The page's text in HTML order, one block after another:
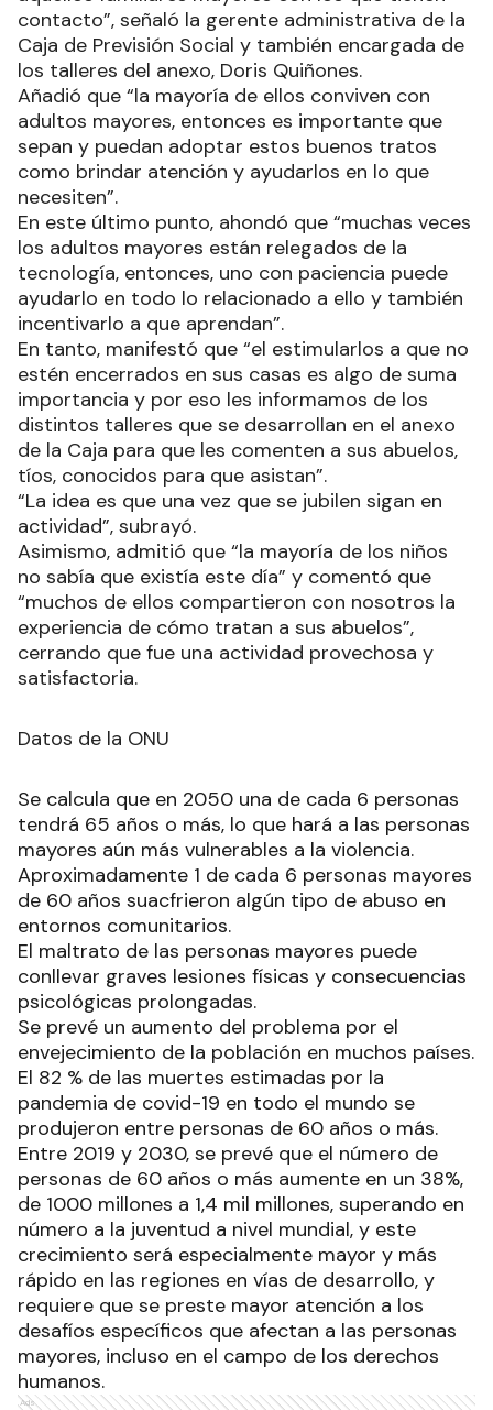
contacto”, señaló la gerente administrativa de la
Caja de Previsión Social y también encargada de
los talleres del anexo, Doris Quiñones.
Añadió que “la mayoría de ellos conviven con
adultos mayores, entonces es importante que
sepan y puedan adoptar estos buenos tratos
como brindar atención y ayudarlos en lo que
necesiten”.
En este último punto, ahondó que “muchas veces
los adultos mayores están relegados de la
tecnología, entonces, uno con paciencia puede
ayudarlo en todo lo relacionado a ello y también
incentivarlo a que aprendan”.
En tanto, manifestó que “el estimularlos a que no
estén encerrados en sus casas es algo de suma
importancia y por eso les informamos de los
distintos talleres que se desarrollan en el anexo
de la Caja para que les comenten a sus abuelos,
tíos, conocidos para que asistan”.
“La idea es que una vez que se jubilen sigan en
actividad”, subrayó.
Asimismo, admitió que “la mayoría de los niños
no sabía que existía este día” y comentó que
“muchos de ellos compartieron con nosotros la
experiencia de cómo tratan a sus abuelos”,
cerrando que fue una actividad provechosa y
satisfactoria.
Datos de la ONU
Se calcula que en 2050 una de cada 6 personas
tendrá 65 años o más, lo que hará a las personas
mayores aún más vulnerables a la violencia.
Aproximadamente 1 de cada 6 personas mayores
de 60 años suacfrieron algún tipo de abuso en
entornos comunitarios.
El maltrato de las personas mayores puede
conllevar graves lesiones físicas y consecuencias
psicológicas prolongadas.
Se prevé un aumento del problema por el
envejecimiento de la población en muchos países.
El 82 % de las muertes estimadas por la
pandemia de covid-19 en todo el mundo se
produjeron entre personas de 60 años o más.
Entre 2019 y 2030, se prevé que el número de
personas de 60 años o más aumente en un 38%,
de 1000 millones a 1,4 mil millones, superando en
número a la juventud a nivel mundial, y este
crecimiento será especialmente mayor y más
rápido en las regiones en vías de desarrollo, y
requiere que se preste mayor atención a los
desafíos específicos que afectan a las personas
mayores, incluso en el campo de los derechos
humanos.
Ads